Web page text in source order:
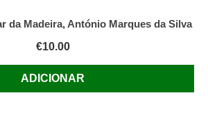
da Madeira, António Marques da Silva
€10.00
ADICIONAR